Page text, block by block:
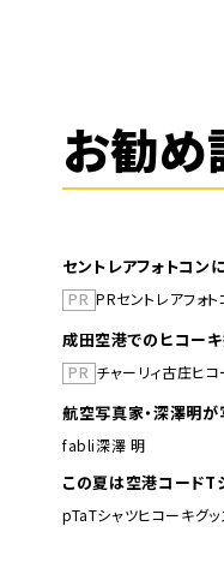
お勧め
セントレアフォトコン
PR PRセントレアフォ
成田空港でのヒコーキ
PR チャーリィ古庄ヒ
航空写真家・深澤明
fabli深澤 明
pTaTシャツヒコーキグッ